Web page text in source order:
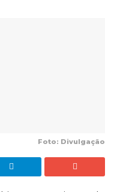
Foto: Divulgação